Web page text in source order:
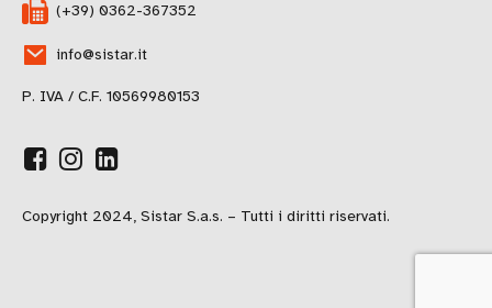
(+39) 0362-367352
info@sistar.it
P. IVA / C.F. 10569980153
Copyright 2024, Sistar S.a.s. – Tutti i diritti riservati.